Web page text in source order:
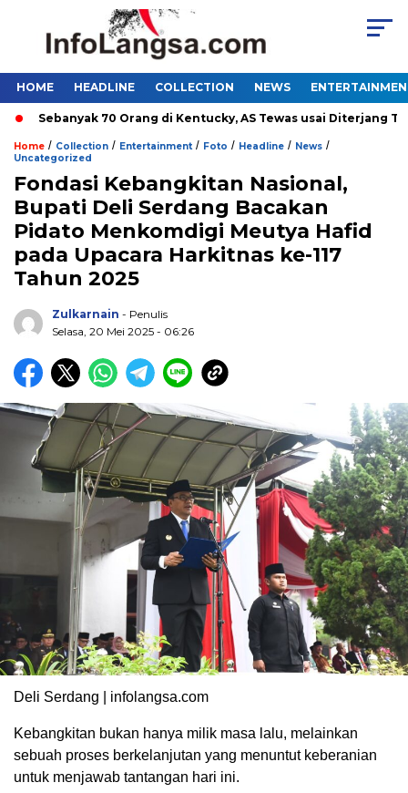
HOME HEADLINE COLLECTION NEWS
Sebanyak 70 Orang di Kentucky, AS Tewas usai Diterjang
Home / Collection / Entertainment/ Foto / Headline / News /
Uncategorized
Fondasi Kebangkitan Nasional,
Bupati Deli Serdang Bacakan
Pidato Menkomdigi Meutya Hafid
pada Upacara Harkitnas ke-117
Tahun 2025
Zulkarnain - Penulis
Selasa, 20 Mei 2025 - 06:26
Deli Serdang | infolangsa.com
Kebangkitan bukan hanya milik masa lalu, melainkan
sebuah proses berkelanjutan yang menuntut keberanian
untuk menjawab tantangan hari ini.